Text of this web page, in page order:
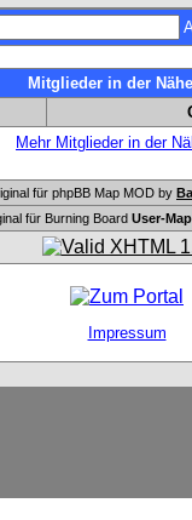
Mitglieder in der
Mehr Mitglieder in der
für phpBB Map MOD by
für Burning Board User-
Impressum